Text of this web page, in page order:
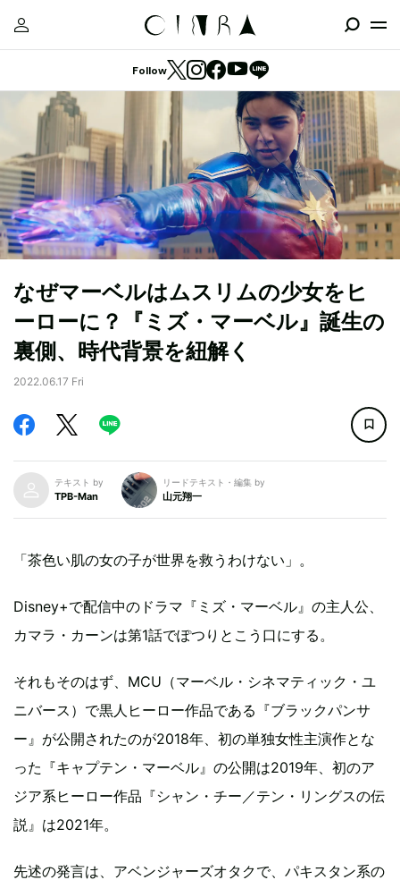
Follow
なぜマーベルはムスリムの少女をヒ
ーローに？『ミズ・マーベル』誕生の
裏側、時代背景を紐解く
2022.06.17 Fri
テキスト by
TPB-Man
リードテキスト・編集 by
山元翔一
「茶色い肌の女の子が世界を救うわけない」。
Disney+で配信中のドラマ『ミズ・マーベル』の主人公、
カマラ・カーンは第1話でぽつりとこう口にする。
それもそのはず、MCU（マーベル・シネマティック・ユ
ニバース）で黒人ヒーロー作品である『ブラックパンサ
ー』が公開されたのが2018年、初の単独女性主演作とな
った『キャプテン・マーベル』の公開は2019年、初のア
ジア系ヒーロー作品『シャン・チー／テン・リングスの伝
説』は2021年。
先述の発言は、アベンジャーズオタクで、パキスタン系の